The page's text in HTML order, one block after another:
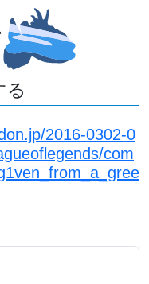
る
2016-0302-0
com